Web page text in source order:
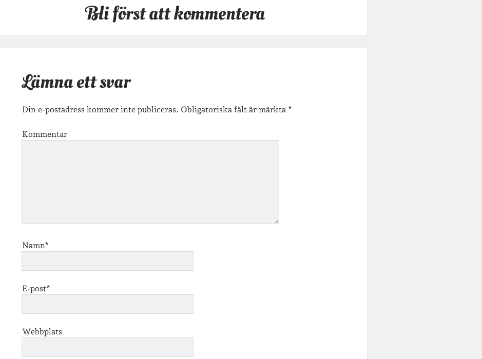
Bli först att kommentera
Lämna ett svar
Din e-postadress kommer inte publiceras. Obligatoriska fält är märkta *
Kommentar
Namn*
E-post*
Webbplats